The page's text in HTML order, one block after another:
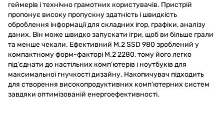
геймерів і технічно грамотних користувачів. Пристрій
пропонує високу пропускну здатність і швидкість
оброблення інформації для складних ігор, графіки, аналізу
даних. Він може швидко запускати ігри, щоб ви більше грали
та менше чекали. Ефективний M.2 SSD 980 зроблений у
компактному форм-факторі M.2 2280, тому його легко
під'єднати до настільних комп'ютерів і ноутбуків для
максимальної гнучкості дизайну. Накопичувач підходить
для створення високопродуктивних комп'ютерних систем
завдяки оптимізованій енергоефективності.